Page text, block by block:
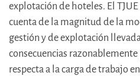
explotación de hoteles. El
cuenta de la magnitud de la
gestión y de explotación
consecuencias
respecta a la carga de trabajo